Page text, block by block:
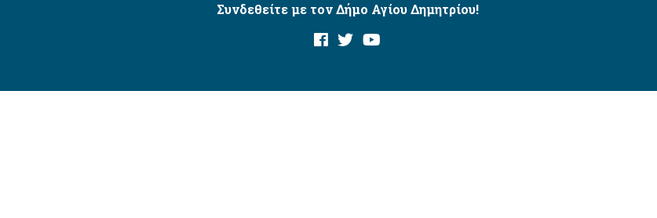
Συνδεθείτε με τον Δήμο Αγίου Δημητρίου!